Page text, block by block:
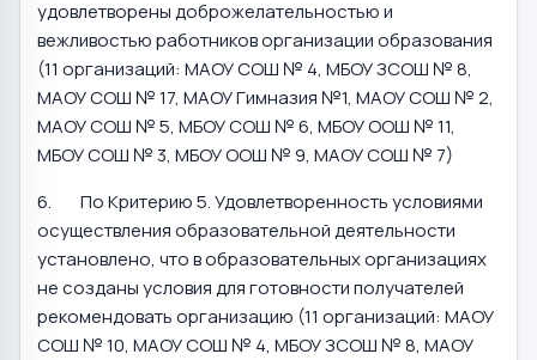
удовлетворены доброжелательностью и
вежливостью работников организации образования
(11 организаций: МАОУ СОШ № 4, МБОУ ЗСОШ № 8,
МАОУ СОШ № 17, МАОУ Гимназия №1, МАОУ СОШ № 2,
МАОУ СОШ № 5, МБОУ СОШ № 6, МБОУ ООШ № 11,
МБОУ СОШ № 3, МБОУ ООШ № 9, МАОУ СОШ № 7)
6. По Критерию 5. Удовлетворенность условиями
осуществления образовательной деятельности
установлено, что в образовательных организациях
не созданы условия для готовности получателей
рекомендовать организацию (11 организаций: МАОУ
СОШ № 10, МАОУ СОШ № 4, МБОУ ЗСОШ № 8, МАОУ